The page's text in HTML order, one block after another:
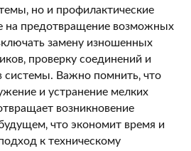
но и профилактические
на предотвращение возможных
замену изношенных
проверку соединений и
системы. Важно помнить‚ что
и устранение мелких
возникновение
что экономит время и
к техническому